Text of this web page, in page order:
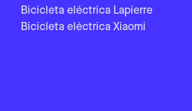
Bicicleta eléctrica Lapierre
Bicicleta eléctrica Xiaomi